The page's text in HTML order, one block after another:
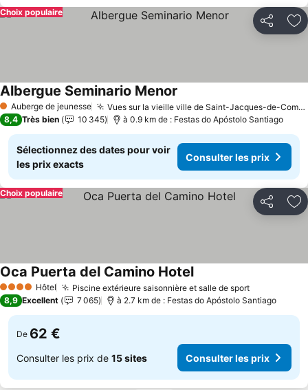
Partager
Choix populaire
1 Étoiles
Auberge de jeunesse Vues sur la vieille ville de Saint-Jacques-de-Compostelle
Albergue Seminario Menor
8,4 Très bien 10 345 à 0.9 km de : Festas do Apóstolo Santiago
Sélectionnez des dates pour voir
les prix exacts
Consulter les prix
Partager
Choix populaire
4 Étoiles Hôtel Piscine extérieure saisonnière et salle de sportConsulter
Oca Puerta del Camino HotelConsulter les prix
8,9 Excellent 7 065 à 2.7 km de : Festas do Apóstolo Santiago
De 62 €
Consulter les prix de 15 sites Consulter les prix